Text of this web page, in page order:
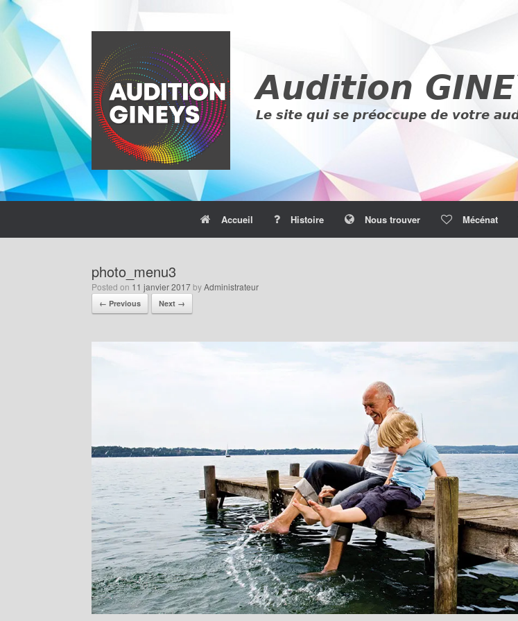
Skip
content
Accueil Histoire Nous trouver Mécénat
photo_menu3
Posted on 11 janvier 2017byAdministrateur
← Previous Next →